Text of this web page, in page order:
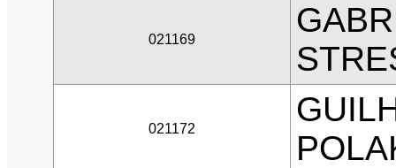
021169
021172